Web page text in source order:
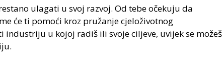
ulagati u svoj razvoj. Od tebe očekuju da
će ti pomoći kroz pružanje cjeloživotnog
u kojoj radiš ili svoje ciljeve, uvijek se možeš